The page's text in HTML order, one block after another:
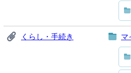
くらし・手続き マ